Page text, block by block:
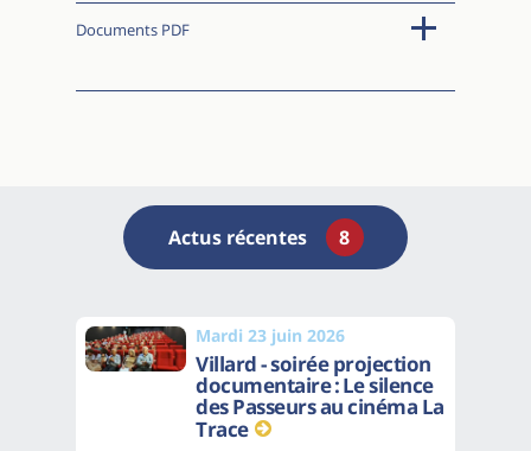
Documents PDF
Actus récentes 8
Mardi 23 juin 2026
Villard - soirée projection
documentaire : Le silence
des Passeurs au cinéma La
Trace